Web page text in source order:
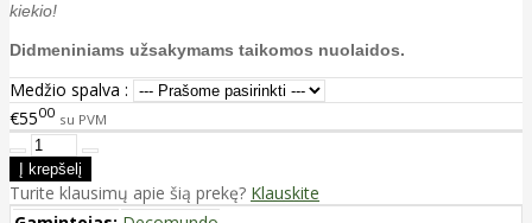
kiekio!
Didmeniniams užsakymams taikomos nuolaidos.
Medžio spalva :
€5500 su PVM
Turite klausimų apie šią prekę? Klauskite